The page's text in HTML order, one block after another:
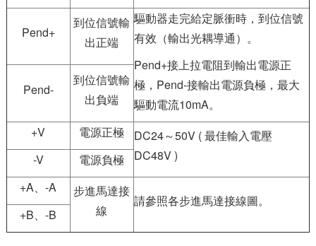
Pend+
到位信號輸
出正端
驅動器走完給定脈衝時，到位信號
有效（輸出光耦導通）。
Pend+接上拉電阻到輸出電源正
極，Pend-接輸出電源負極，最大
驅動電流10mA。
Pend-
到位信號輸
出負端
+V
電源正極
DC24～50V ( 最佳輸入電壓
DC48V )
-V
電源負極
+A、-A
步進馬達接
線
請參照各步進馬達接線圖。
+B、-B